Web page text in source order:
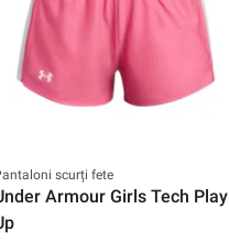
scurți fete
Armour Girls Tech Play